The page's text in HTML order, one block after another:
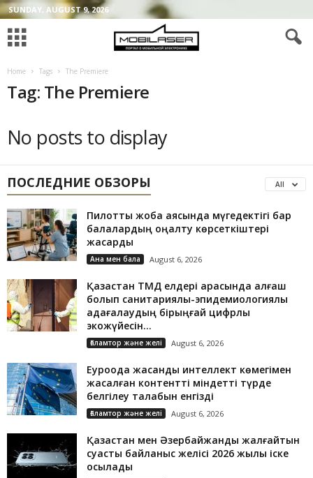
SUNDAY, AUGUST 9, 2026
Home Tags The Premiere
Tag: The Premiere
No posts to display
ПОСЛЕДНИЕ ОБЗОРЫ All
Пилоттық жоба аясында мүгедектігі бар
балалардың оңалту көрсеткіштері
жақсарды
Ана мен бала August 6, 2026
Қазақстан ТМД елдері арасында алғаш
болып санитариялық-эпидемиологиялық
қадағалаудың бірыңғай цифрлық
экожүйесін...
Ғаламтор және желі August 6, 2026
Еуроодақ жасанды интеллект көмегімен
жасалған контентті міндетті түрде
белгілеу талабын енгізді
Ғаламтор және желі August 6, 2026
Қазақстан мен Әзербайжанды жалғайтын
суасты байланыс желісі 2026 жылы іске
қосылады